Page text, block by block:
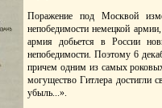
Поражение под Москвой
непобедимости немецкой
армия добьется в России
непобедимости. Поэтому 6
причем одним из самых
могущество Гитлера достигли
убыль...».